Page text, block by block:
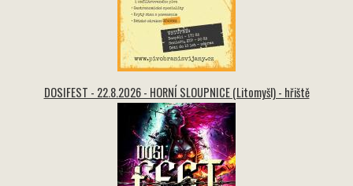
DOSIFEST - 22.8.2026 - HORNÍ SLOUPNICE (Litomyšl) - hřiště